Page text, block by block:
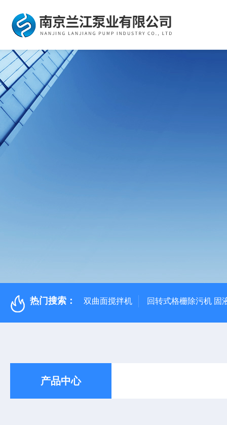
热门搜索： 双曲面搅拌机 回转式格栅除污机 固
产品中心